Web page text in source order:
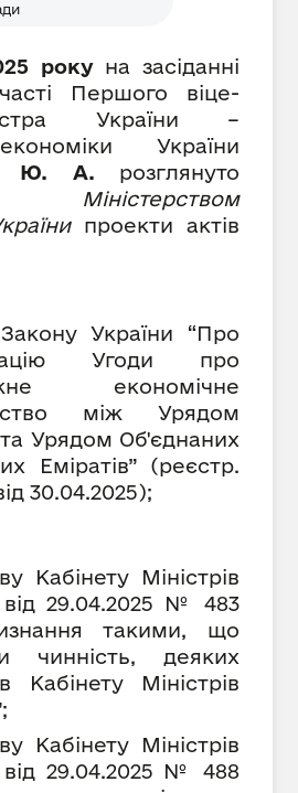
рокуна засіданні
Першого віце-
України –
України
Ю. А. розглянуто
Міністерством
проекти актів
України “Про
Угоди про
економічне
між Урядом
та Урядом Об'єднаних
Еміратів” (реєстр.
30.04.2025);
Кабінету Міністрів
від 29.04.2025 № 483
такими, що
чинність, деяких
Кабінету Міністрів
Кабінету Міністрів
від 29.04.2025 № 488